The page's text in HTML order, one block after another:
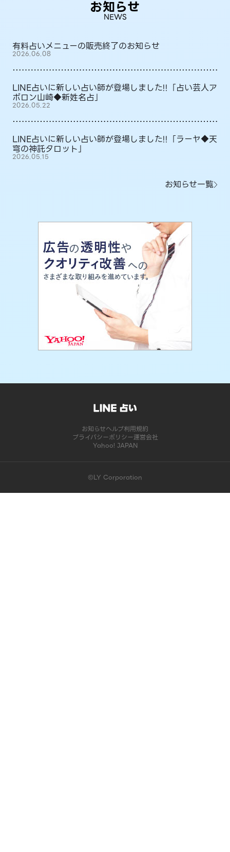
お知らせ
NEWS
有料占いメニューの販売終了のお知らせ
2026.06.08
LINE占いに新しい占い師が登場しました!!「占い芸人ア
ポロン山崎◆新姓名占」
2026.05.22
LINE占いに新しい占い師が登場しました!!「ラーヤ◆天
穹の神託タロット」
2026.05.15
お知らせ一覧
お知らせヘルプ利用規約
プライバシーポリシー運営会社
Yahoo! JAPAN
©LY Corporation
このコンテンツは掲載が終了しました | LINE占い